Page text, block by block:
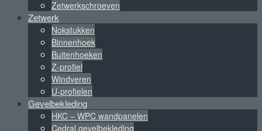
Zetwerkschroeven
Zetwerk
Nokstukken
Binnenhoek
Buitenhoeken
Z-profiel
Windveren
U-profielen
Gevelbekleding
HKC – WPC wandpanelen
Cedral gevelbekleding